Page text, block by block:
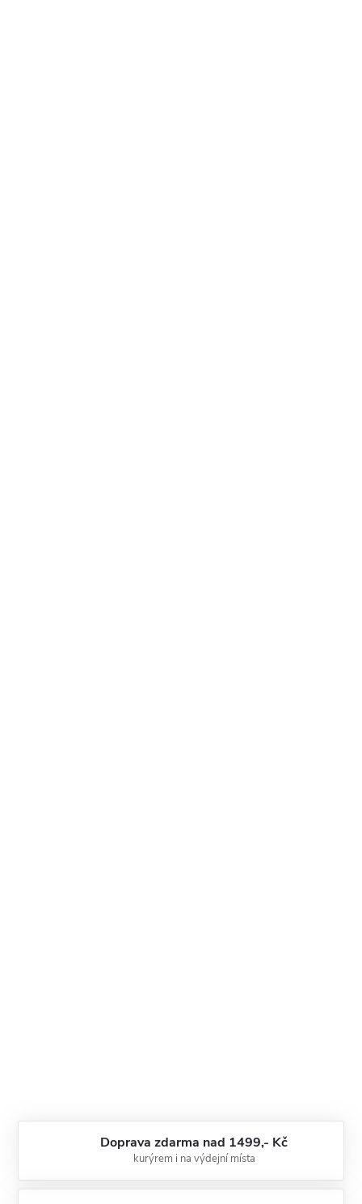
Doprava zdarma nad 1499,- Kč
kurýrem i na výdejní místa